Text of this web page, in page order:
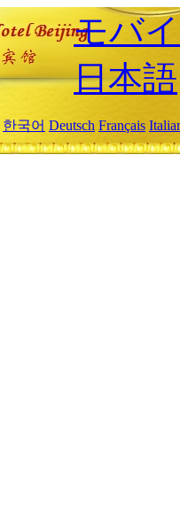
モバ
日本語
한국어 Deutsch Français